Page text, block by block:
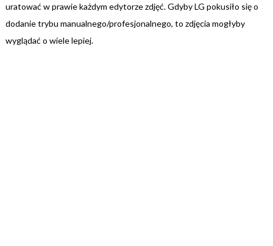
uratować w prawie każdym edytorze zdjęć. Gdyby LG pokusiło się o
dodanie trybu manualnego/profesjonalnego, to zdjęcia mogłyby
wyglądać o wiele lepiej.